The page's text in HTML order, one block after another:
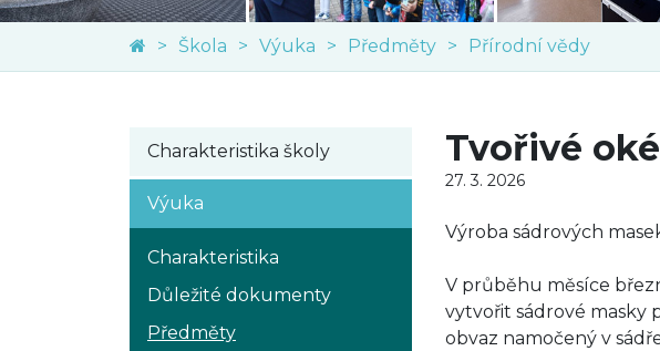
Škola Výuka Předměty Přírodní vědy
Charakteristika školy
Výuka
Charakteristika
Důležité dokumenty
Předměty
Tvořivé
27. 3. 2026
Výroba sádrových
V průběhu měsíce
vytvořit sádrové masky
obvaz namočený v